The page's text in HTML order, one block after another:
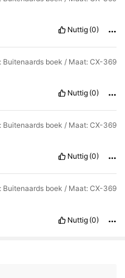
Nuttig (0)
Buitenaards boek / Maat: CX-369
Nuttig (0)
Buitenaards boek / Maat: CX-369
Nuttig (0)
Buitenaards boek / Maat: CX-369
Nuttig (0)